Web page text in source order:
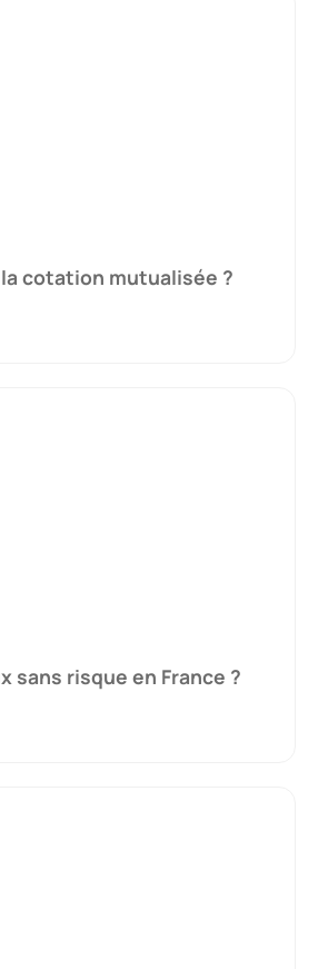
cotation mutualisée ?
sans risque en France ?